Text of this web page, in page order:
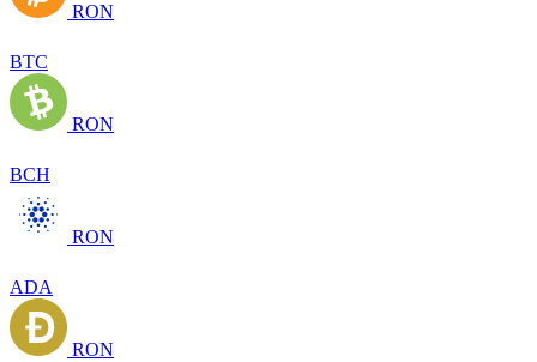
RON
BTC
RON
BCH
RON
ADA
RON